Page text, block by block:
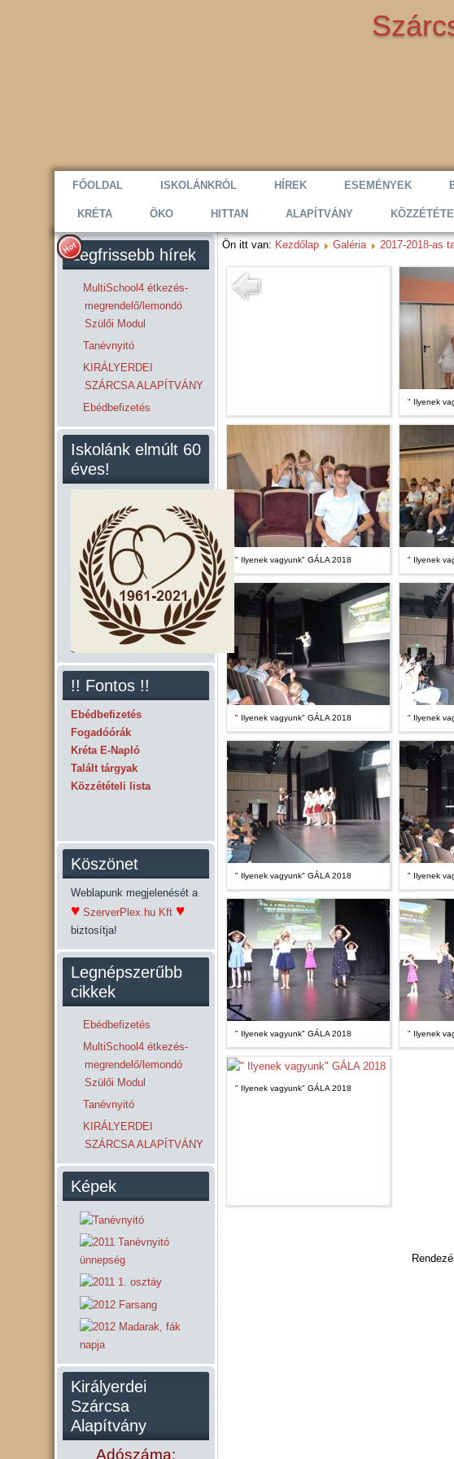
FŐOLDAL ISKOLÁNKRÓL HÍREK ESEMÉNYEK
KRÉTA ÖKO HITTAN ALAPÍTVÁNY
Legfrissebb hírek
MultiSchool4 étkezés-
megrendelő/lemondó
Szülői Modul
Tanévnyitó
KIRÁLYERDEI
SZÁRCSA ALAPÍTVÁNY
Ebédbefizetés
Iskolánk elmúlt 60
éves!
!! Fontos !!
Ebédbefizetés
Fogadóórák
Kréta E-Napló
Talált tárgyak
Közzétételi lista
Köszönet
Weblapunk megjelenését a
♥ SzerverPlex.hu Kft ♥
biztosítja!
Legnépszerűbb
cikkek
Ebédbefizetés
MultiSchool4 étkezés-
megrendelő/lemondó
Szülői Modul
Tanévnyitó
KIRÁLYERDEI
SZÁRCSA ALAPÍTVÁNY
Képek
Királyerdei
Szárcsa
Alapítvány
Adószáma:
Ön itt van: Kezdőlap Galéria 2017-2018-as
" Ilyenek
" Ilyenek vagyunk" GÁLA 2018 " Ilyenek
" Ilyenek vagyunk" GÁLA 2018 " Ilyenek
" Ilyenek vagyunk" GÁLA 2018 " Ilyenek
" Ilyenek vagyunk" GÁLA 2018 " Ilyenek
" Ilyenek vagyunk" GÁLA 2018